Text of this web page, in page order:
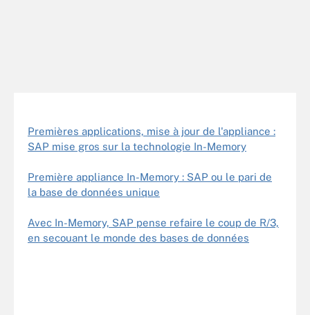
Premières applications, mise à jour de l'appliance :
SAP mise gros sur la technologie In-Memory
Première appliance In-Memory : SAP ou le pari de
la base de données unique
Avec In-Memory, SAP pense refaire le coup de R/3,
en secouant le monde des bases de données